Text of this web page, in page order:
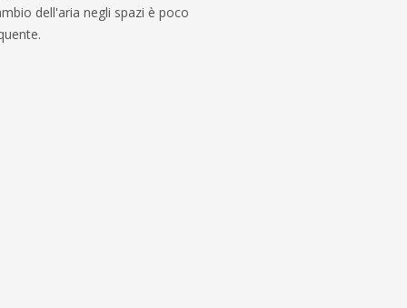
dell'aria negli spazi è poco